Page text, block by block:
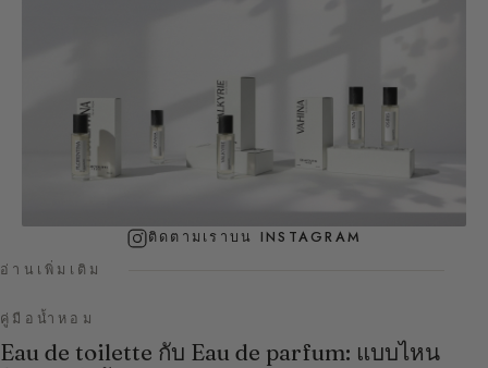
ติดตามเราบน INSTAGRAM
อ่านเพิ่มเติม
คู่มือน้ำหอม
Eau de toilette กับ Eau de parfum: แบบไหน